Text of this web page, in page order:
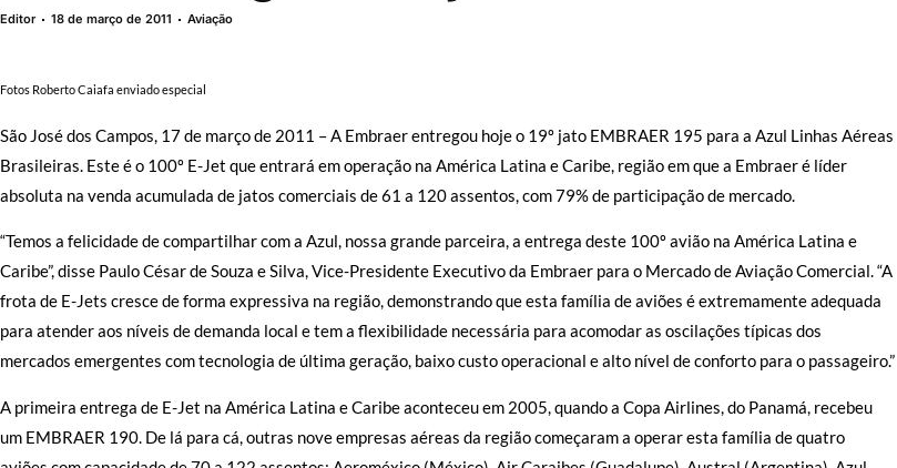
Editor 18 de março de 2011 Aviação
Fotos Roberto Caiafa enviado especial
São José dos Campos, 17 de março de 2011 – A Embraer entregou hoje o 19º jato EMBRAER 195 para a Azul Linhas Aéreas
Brasileiras. Este é o 100º E-Jet que entrará em operação na América Latina e Caribe, região em que a Embraer é líder
absoluta na venda acumulada de jatos comerciais de 61 a 120 assentos, com 79% de participação de mercado.
“Temos a felicidade de compartilhar com a Azul, nossa grande parceira, a entrega deste 100º avião na América Latina e
Caribe”, disse Paulo César de Souza e Silva, Vice-Presidente Executivo da Embraer para o Mercado de Aviação Comercial. “A
frota de E-Jets cresce de forma expressiva na região, demonstrando que esta família de aviões é extremamente adequada
para atender aos níveis de demanda local e tem a flexibilidade necessária para acomodar as oscilações típicas dos
mercados emergentes com tecnologia de última geração, baixo custo operacional e alto nível de conforto para o passageiro.”
A primeira entrega de E-Jet na América Latina e Caribe aconteceu em 2005, quando a Copa Airlines, do Panamá, recebeu
um EMBRAER 190. De lá para cá, outras nove empresas aéreas da região começaram a operar esta família de quatro